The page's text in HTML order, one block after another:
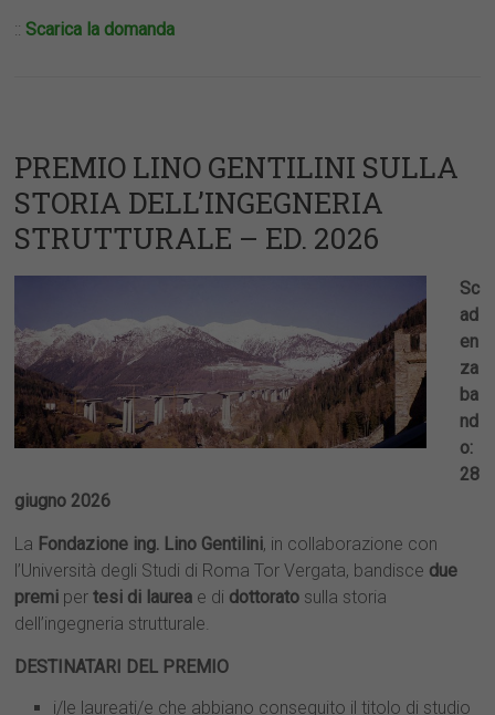
:: Scarica la domanda
PREMIO LINO GENTILINI SULLA
STORIA DELL’INGEGNERIA
STRUTTURALE – ED. 2026
Sc
ad
en
za
ba
nd
o:
28
giugno 2026
La Fondazione ing. Lino Gentilini, in collaborazione con
l’Università degli Studi di Roma Tor Vergata, bandisce due
premi pertesi di laurea e di dottorato sulla storia
dell’ingegneria strutturale.
DESTINATARI DEL PREMIO
i/le laureati/e che abbiano conseguito il titolo di studio